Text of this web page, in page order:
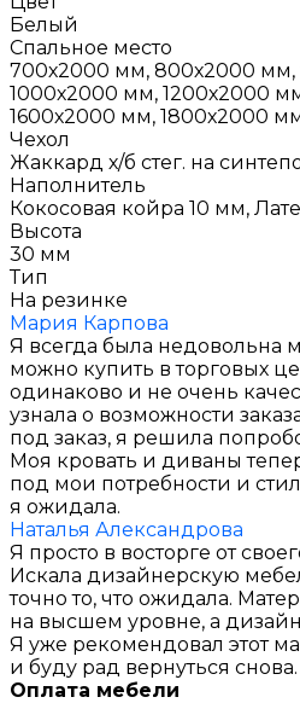
Белый
Спальное место
700х2000 мм, 800х2000
1000х2000 мм, 1200х2000
1600х2000 мм, 1800х2000
Чехол
Жаккард х/б стег. на
Наполнитель
Кокосовая койра 10 мм,
Высота
30 мм
Тип
На резинке
Мария Карпова
Я всегда была недовольна
можно купить в торговых
одинаково и не очень
узнала о возможности
под заказ, я решила
Моя кровать и диваны
под мои потребности и
я ожидала.
Наталья Александрова
Я просто в восторге от
Искала дизайнерскую
точно то, что ожидала.
на высшем уровне, а
Я уже рекомендовал этот
и буду рад вернуться снова.
Оплата мебели